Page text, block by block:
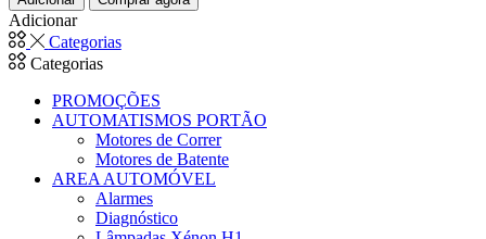
Secador
De
Cabelo
750W
230V
Rosa
Aurora
Adicionar
Categorias
Categorias
PROMOÇÕES
AUTOMATISMOS PORTÃO
Motores de Correr
Motores de Batente
AREA AUTOMÓVEL
Alarmes
Diagnóstico